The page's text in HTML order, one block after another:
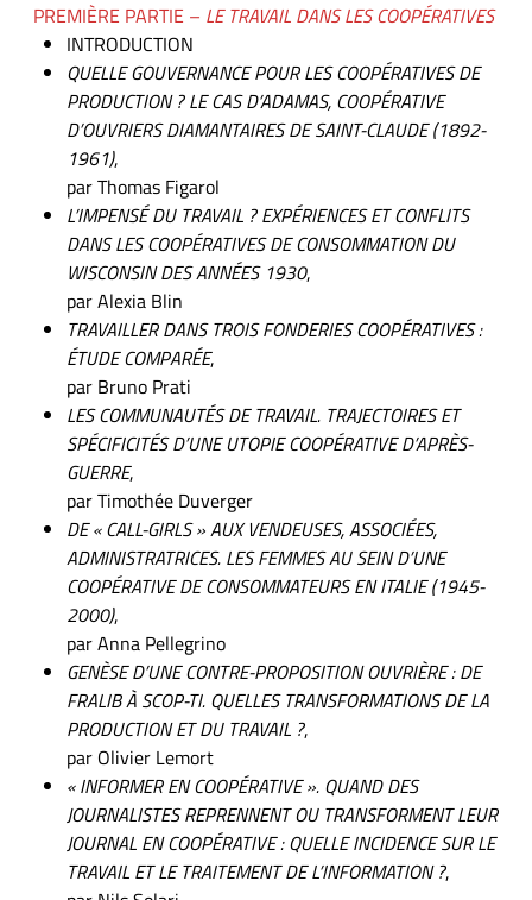
PREMIÈRE PARTIE – LE TRAVAIL DANS LES COOPÉRATIVES
INTRODUCTION
QUELLE GOUVERNANCE POUR LES COOPÉRATIVES DE
PRODUCTION ? LE CAS D’ADAMAS, COOPÉRATIVE
D’OUVRIERS DIAMANTAIRES DE SAINT-CLAUDE (1892-
1961),
par Thomas Figarol
L’IMPENSÉ DU TRAVAIL ? EXPÉRIENCES ET CONFLITS
DANS LES COOPÉRATIVES DE CONSOMMATION DU
WISCONSIN DES ANNÉES 1930,
par Alexia Blin
TRAVAILLER DANS TROIS FONDERIES COOPÉRATIVES :
ÉTUDE COMPARÉE,
par Bruno Prati
LES COMMUNAUTÉS DE TRAVAIL. TRAJECTOIRES ET
SPÉCIFICITÉS D’UNE UTOPIE COOPÉRATIVE D’APRÈS-
GUERRE,
par Timothée Duverger
DE « CALL-GIRLS » AUX VENDEUSES, ASSOCIÉES,
ADMINISTRATRICES. LES FEMMES AU SEIN D’UNE
COOPÉRATIVE DE CONSOMMATEURS EN ITALIE (1945-
2000),
par Anna Pellegrino
GENÈSE D’UNE CONTRE-PROPOSITION OUVRIÈRE : DE
FRALIB À SCOP-TI. QUELLES TRANSFORMATIONS DE LA
PRODUCTION ET DU TRAVAIL ?,
par Olivier Lemort
« INFORMER EN COOPÉRATIVE ». QUAND DES
JOURNALISTES REPRENNENT OU TRANSFORMENT LEUR
JOURNAL EN COOPÉRATIVE : QUELLE INCIDENCE SUR LE
TRAVAIL ET LE TRAITEMENT DE L’INFORMATION ?,